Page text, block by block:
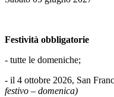
Festività obbligatorie
- tutte le domeniche;
- il 4 ottobre 2026, San
festivo – domenica)